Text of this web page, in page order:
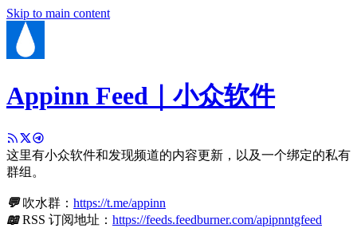
Skip to main content
Appinn Feed｜小众软件
这里有小众软件和发现频道的内容更新，以及一个绑定的私有
群组。
💬吹水群： https://t.me/appinn
📖RSS 订阅地址： https://feeds.feedburner.com/apipnntgfeed